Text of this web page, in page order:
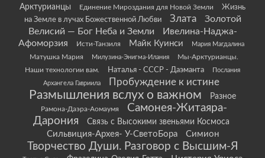
Арктурианцы
Единение Мироздания для Новой Земли
Жизнь
на Земле в лучах Божественной Любви
Злата
Золотой
Велисий — Бог Неба и Земли
Ивелина-Наджа-
Афоморзия
Исти-Танзиля Майк Куинси Мария Магдалина
Матушка Мария Милузина-Энигма-Илания
Мы-Арктурианцы.
Наши технологии вам.
Наталья - СССР - Даэманта
Послания
Архангела Гавриила
Пробуждение к истине
Размышления вслух о важном Разное
Рамона-Даэра-Аомаумя
Самонея-Житаяра-
Дарония
Связь с Высокими звеньями Космоса
Сильвиция-Архея- У-СветоБора Симион
Творчество Души. Разговор с Высшим-Я